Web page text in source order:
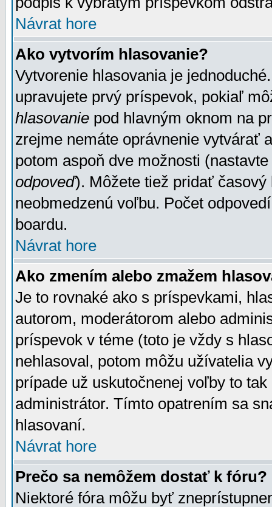
Návrat hore
Ako vytvorím hlasovanie?
Vytvorenie hlasovania je
upravujete prvý príspevok, pokiaľ
hlasovanie pod hlavným oknom na
zrejme nemáte oprávnenie vytvárať
potom aspoň dve možnosti
odpoveď). Môžete tiež pridať
neobmedzenú voľbu. Počet
boardu.
Návrat hore
Ako zmením alebo zmažem
Je to rovnaké ako s príspevkami,
autorom, moderátorom alebo
príspevok v téme (toto je vždy s
nehlasoval, potom môžu užívatelia
prípade už uskutočnenej voľby to
administrátor. Tímto opatrením sa
hlasovaní.
Návrat hore
Prečo sa nemôžem dostať k fóru?
Niektoré fóra môžu byť